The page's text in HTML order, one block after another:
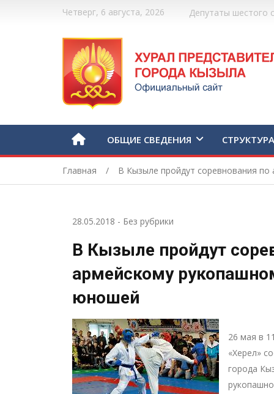
Четверг, 6 августа, 2026 Депутаты шестого
ОБЩИЕ СВЕДЕНИЯ СТРУКТУРА
Главная В Кызыле пройдут соревнования
28.05.2018 - Без рубрики
В Кызыле пройдут
армейскому
юношей
26 мая в
«Херел»
города